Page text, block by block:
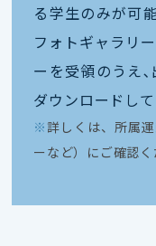
る学生のみが可
フォトギャラリ
ーを受領のうえ
ダウンロードし
※ 詳しくは、所属
ーなど）にご確認く